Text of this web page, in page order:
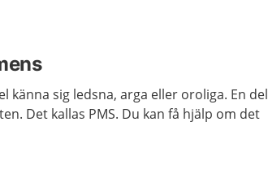
känna sig ledsna, arga eller oroliga. En del
Det kallas PMS. Du kan få hjälp om det